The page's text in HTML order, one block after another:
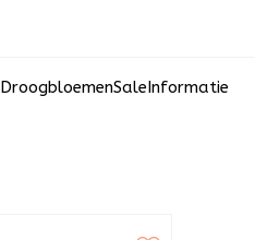
DroogbloemenSaleInformatie